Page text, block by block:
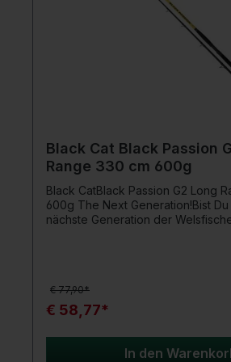
Black Cat Black Passion
Range 330 cm 600g
Black CatBlack Passion G2 Long
600g The Next Generation!Bist
nächste Generation der
herausragende Leistung zu einem
Preis-Leistungs-Verhältnis.Die
nicht nur bei Einsteigern beliebt,
Welsangler schätzen die starke
Rute. Der hochwertige Rollenhalter
€ 77,90*
€ 58,77*
In den